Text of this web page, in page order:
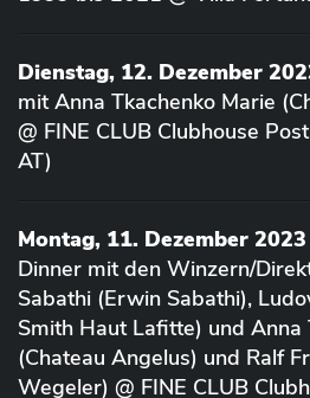
Dienstag, 12. Dezember
mit Anna Tkachenko Marie
@ FINE CLUB Clubhouse
AT)
Montag, 11. Dezember 2023
Dinner mit den Winzern/
Sabathi (Erwin Sabathi),
Smith Haut Lafitte) und Anna
(Chateau Angelus) und Ralf
Wegeler) @ FINE CLUB